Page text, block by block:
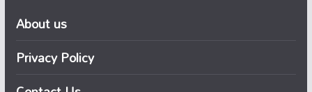
About us
Privacy Policy